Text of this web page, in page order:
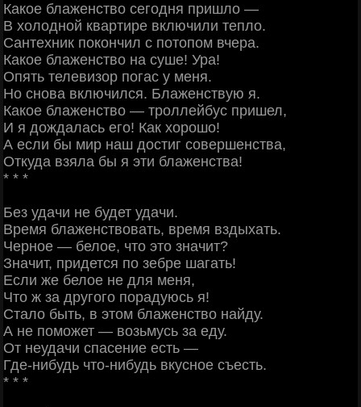
Какое блаженство сегодня пришло —
В холодной квартире включили тепло.
Сантехник покончил с потопом вчера.
Какое блаженство на суше! Ура!
Опять телевизор погас у меня.
Но снова включился. Блаженствую я.
Какое блаженство — троллейбус пришел,
И я дождалась его! Как хорошо!
А если бы мир наш достиг совершенства,
Откуда взяла бы я эти блаженства!
* * *
Без удачи не будет удачи.
Время блаженствовать, время вздыхать.
Черное — белое, что это значит?
Значит, придется по зебре шагать!
Если же белое не для меня,
Что ж за другого порадуюсь я!
Стало быть, в этом блаженство найду.
А не поможет — возьмусь за еду.
От неудачи спасение есть —
Где-нибудь что-нибудь вкусное съесть.
* * *